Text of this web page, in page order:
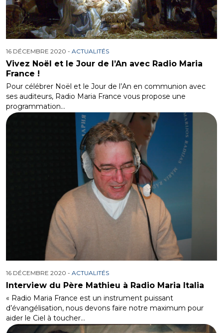
16 DÉCEMBRE 2020 - ACTUALITÉS
Vivez Noël et le Jour de l’An avec Radio Maria
France !
Pour célébrer Noël et le Jour de l’An en communion avec
ses auditeurs, Radio Maria France vous propose une
programmation…
16 DÉCEMBRE 2020 - ACTUALITÉS
Interview du Père Mathieu à Radio Maria Italia
« Radio Maria France est un instrument puissant
d’évangélisation, nous devons faire notre maximum pour
aider le Ciel à toucher…